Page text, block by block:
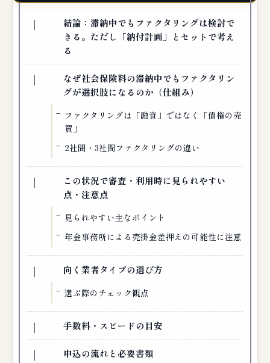
結論：滞納中でもファクタリングは検討で
きる。ただし「納付計画」とセットで考え
る
なぜ社会保険料の滞納中でもファクタリン
グが選択肢になるのか（仕組み）
ファクタリングは「融資」ではなく「債権の売
買」
2社間・3社間ファクタリングの違い
この状況で審査・利用時に見られやすい
点・注意点
見られやすい主なポイント
年金事務所による売掛金差押えの可能性に注意
向く業者タイプの選び方
選ぶ際のチェック観点
手数料・スピードの目安
申込の流れと必要書類